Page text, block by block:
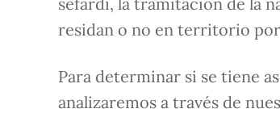
residan o no en territorio
Para determinar si se tiene
analizaremos a través de